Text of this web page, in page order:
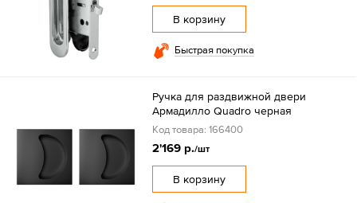
В корзину
Быстрая покупка
Ручка для раздвижной двери
Армадилло Quadro черная
Код товара: 166400
2'169 р./шт
В корзину